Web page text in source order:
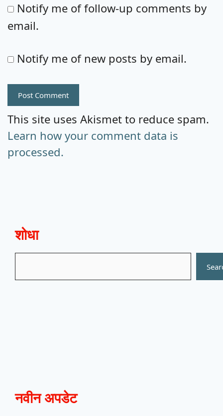
Notify me of follow-up comments by
email.
Notify me of new posts by email.
This site uses Akismet to reduce spam.
Learn how your comment data is
processed.
शोधा
नवीन अपडेट